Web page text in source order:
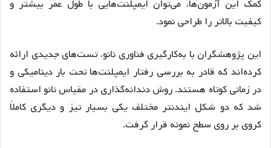
کمک این آزمون‌ها، می‌توان ایمپلنت‌هایی با طول عمر بیشتر و
کیفیت بالاتر را طراحی نمود.
این پژوهشگران با به‌کارگیری فناوری نانو، تست‌های جدیدی ارائه
کرده‌اند که قادر به بررسی رفتار ایمپلنت‌ها تحت بار دینامیکی و
در زمانی کوتاه هستند. روش‌ دندانه‌گذاری در مقیاس نانو استفاده
شد که دو شکل ایندنتر مختلف یکی بسیار تیز و دیگری کاملاً
کروی بر روی سطح نمونه قرار گرفت.